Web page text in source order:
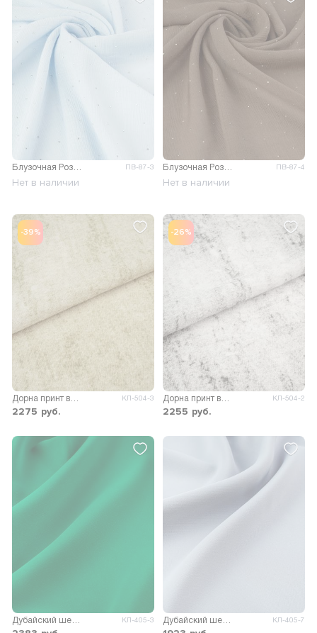
Блузочная Розалия крэш со стразами ПВ-87-3
Нет в наличии
Блузочная Розалия крэш со стразами ПВ-87-4
Нет в наличии
-39%
КЛ-504-3
2275 руб.
-26%
КЛ-504-2
2255 руб.
КЛ-405-3 КЛ-405-7